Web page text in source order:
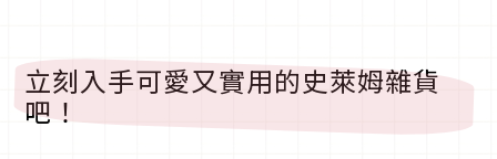
立刻入手可愛又實用的史萊姆雜貨
吧！